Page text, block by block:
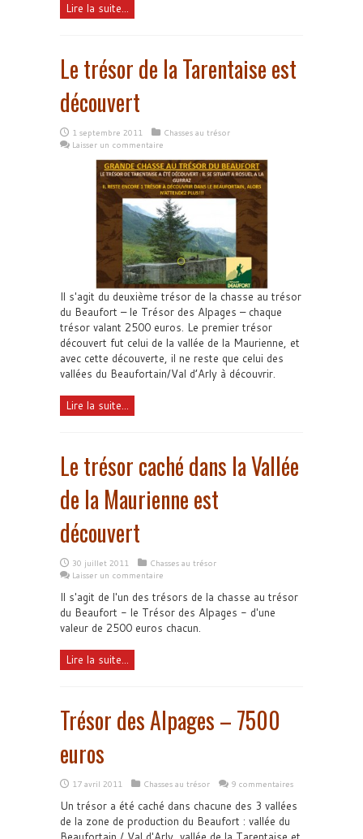
Lire la suite...
Le trésor de la Tarentaise est
découvert
1 septembre 2011
Chasses au trésor
Laisser un commentaire
Il s'agit du deuxième trésor de la chasse au trésor
du Beaufort – le Trésor des Alpages – chaque
trésor valant 2500 euros. Le premier trésor
découvert fut celui de la vallée de la Maurienne, et
avec cette découverte, il ne reste que celui des
vallées du Beaufortain/Val d’Arly à découvrir.
Lire la suite...
Le trésor caché dans la Vallée
de la Maurienne est
découvert
30 juillet 2011
Chasses au trésor
Laisser un commentaire
Il s'agit de l'un des trésors de la chasse au trésor
du Beaufort - le Trésor des Alpages - d'une
valeur de 2500 euros chacun.
Lire la suite...
Trésor des Alpages – 7500
euros
17 avril 2011 Chasses au trésor 9 commentaires
Un trésor a été caché dans chacune des 3 vallées
de la zone de production du Beaufort : vallée du